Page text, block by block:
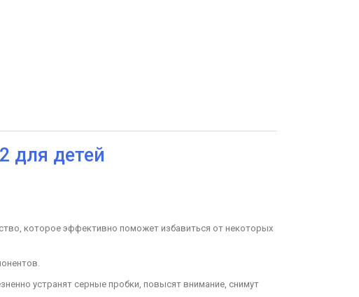
для детей
которое эффективно поможет избавиться от некоторых
устранят серные пробки, повысят внимание, снимут